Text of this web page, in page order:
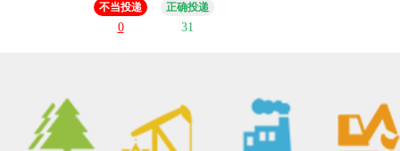
不当投递
0
正确投递
31